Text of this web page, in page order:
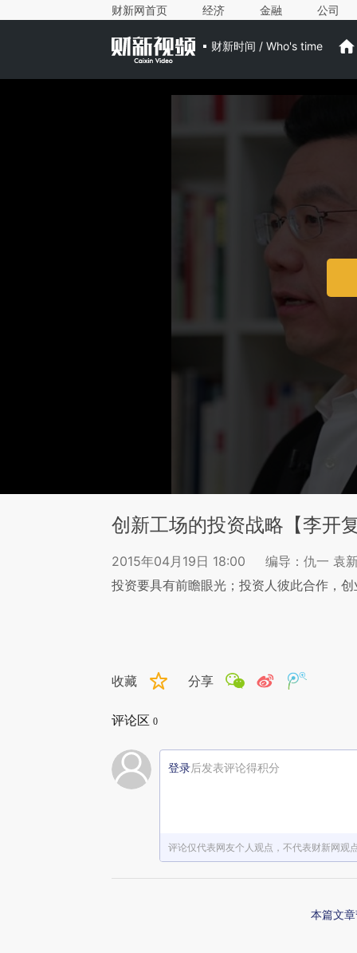
财新网首页 经济 金融 公司
财新时间 / Who's time
创新工场的投资战略【李开
2015年04月19日 18:00
编导：仇一 袁
投资要具有前瞻眼光；投资人彼此合作，
收藏 分享
评论区 0
登录后发表评论得积分
评论仅代表网友个人观点，不代表财新网观
本篇文